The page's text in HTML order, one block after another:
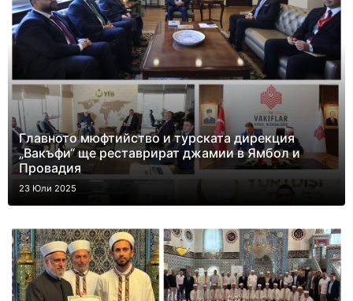
Главното мюфтийство и турската дирекция
„Вакъфи“ ще реставрират джамии в Ямбол и
Провадия
23 Юли 2025